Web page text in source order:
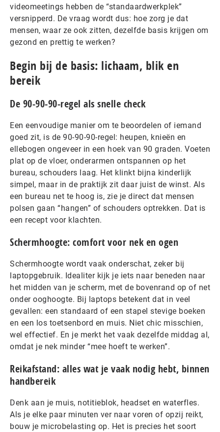
videomeetings hebben de “standaardwerkplek”
versnipperd. De vraag wordt dus: hoe zorg je dat
mensen, waar ze ook zitten, dezelfde basis krijgen om
gezond en prettig te werken?
Begin bij de basis: lichaam, blik en
bereik
De 90-90-90-regel als snelle check
Een eenvoudige manier om te beoordelen of iemand
goed zit, is de 90-90-90-regel: heupen, knieën en
ellebogen ongeveer in een hoek van 90 graden. Voeten
plat op de vloer, onderarmen ontspannen op het
bureau, schouders laag. Het klinkt bijna kinderlijk
simpel, maar in de praktijk zit daar juist de winst. Als
een bureau net te hoog is, zie je direct dat mensen
polsen gaan “hangen” of schouders optrekken. Dat is
een recept voor klachten.
Schermhoogte: comfort voor nek en ogen
Schermhoogte wordt vaak onderschat, zeker bij
laptopgebruik. Idealiter kijk je iets naar beneden naar
het midden van je scherm, met de bovenrand op of net
onder ooghoogte. Bij laptops betekent dat in veel
gevallen: een standaard of een stapel stevige boeken
en een los toetsenbord en muis. Niet chic misschien,
wel effectief. En je merkt het vaak dezelfde middag al,
omdat je nek minder “mee hoeft te werken”.
Reikafstand: alles wat je vaak nodig hebt, binnen
handbereik
Denk aan je muis, notitieblok, headset en waterfles.
Als je elke paar minuten ver naar voren of opzij reikt,
bouw je microbelasting op. Het is precies het soort